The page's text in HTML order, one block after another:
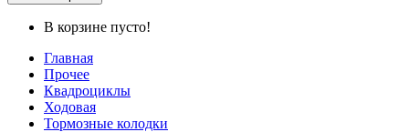
В корзине пусто!
Главная
Прочее
Квадроциклы
Ходовая
Тормозные колодки